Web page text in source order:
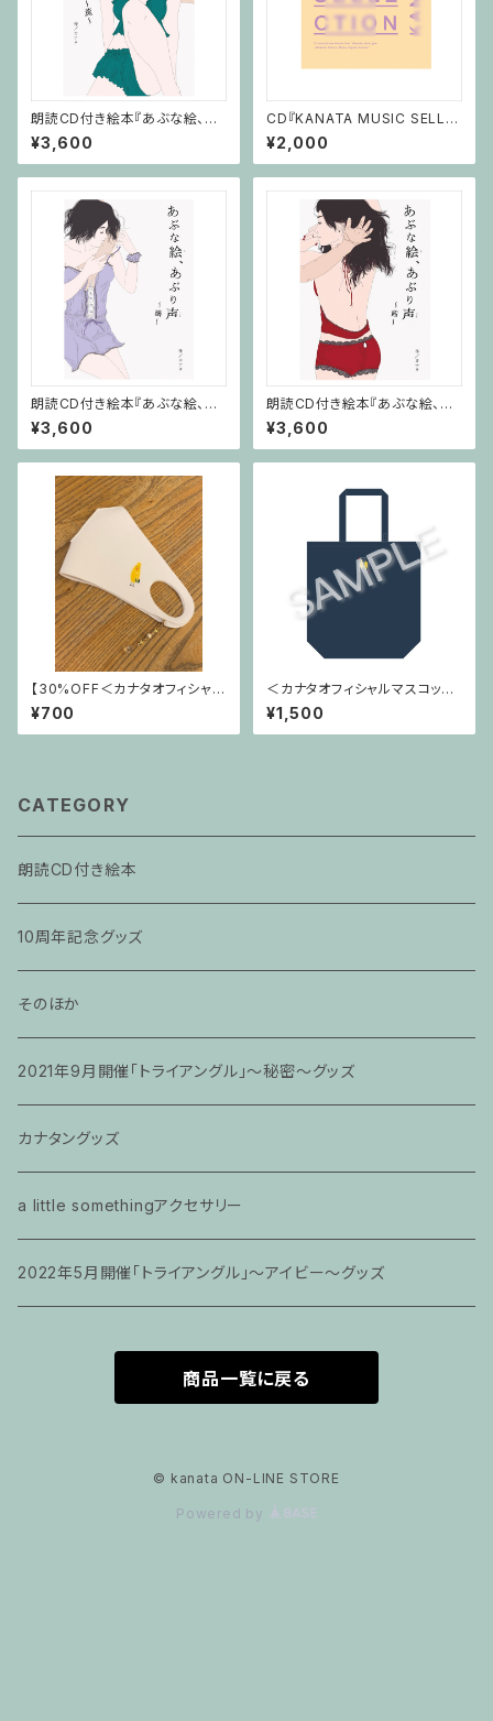
朗読CD付き絵本『あぶな絵、あ
ぶり声～薫～』
¥3,600
CD『KANATA MUSIC SELLE
CTION』
¥2,000
朗読CD付き絵本『あぶな絵、あ
ぶり声～滴～』
¥3,600
朗読CD付き絵本『あぶな絵、あ
ぶり声～茜～』
¥3,600
【30%OFF＜カナタオフィシャル
マスコット＞カナタン マスク
¥700
＜カナタオフィシャルマスコット
＞カナタン エコバッグ
¥1,500
CATEGORY
朗読CD付き絵本
10周年記念グッズ
そのほか
2021年9月開催「トライアングル」〜秘密〜グッズ
カナタングッズ
a little somethingアクセサリー
2022年5月開催「トライアングル」〜アイビー〜グッズ
商品一覧に戻る
© kanata ON-LINE STORE
Powered by